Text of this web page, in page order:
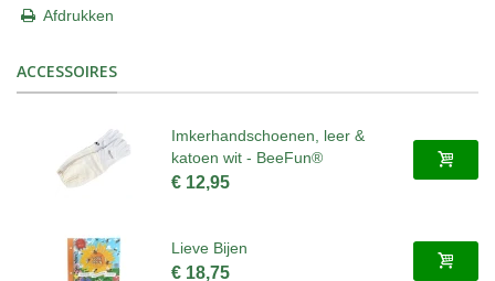
Afdrukken
ACCESSOIRES
Imkerhandschoenen, leer &
katoen wit - BeeFun®
€ 12,95
Lieve Bijen
€ 18,75